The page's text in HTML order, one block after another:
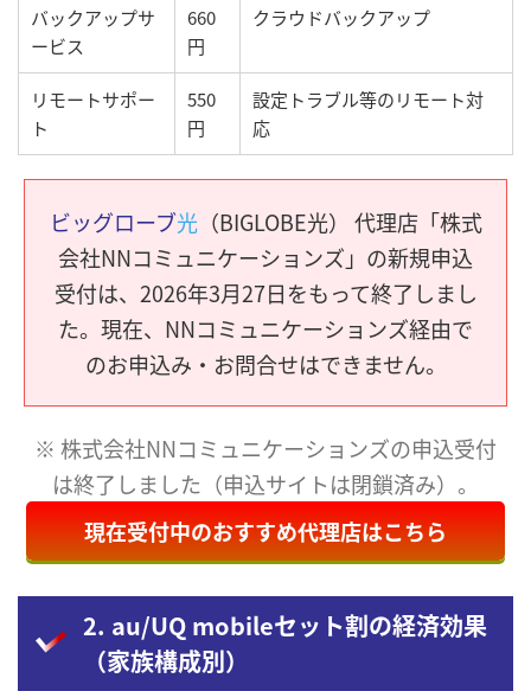
バックアップサ
ービス
660
円
クラウドバックアップ
リモートサポー
ト
550
円
設定トラブル等のリモート対
応
ビッグローブ光（BIGLOBE光） 代理店「株式
会社NNコミュニケーションズ」の新規申込
受付は、2026年3月27日をもって終了しまし
た。現在、NNコミュニケーションズ経由で
のお申込み・お問合せはできません。
※ 株式会社NNコミュニケーションズの申込受付
は終了しました（申込サイトは閉鎖済み）。
現在受付中のおすすめ代理店はこちら
2. au/UQ mobileセット割の経済効果
（家族構成別）